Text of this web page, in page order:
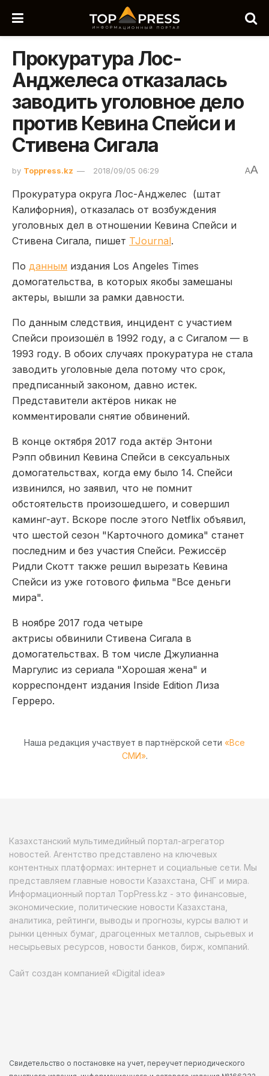
Прокуратура Лос-
Анджелеса отказалась
заводить уголовное дело
против Кевина Спейси и
Стивена Сигала
by Toppress.kz 2018/09/05 06:29 AA
Прокуратура округа Лос-Анджелес (штат
Калифорния), отказалась от возбуждения
уголовных дел в отношении Кевина Спейси и
Стивена Сигала, пишет TJournal.
По данным издания Los Angeles Times
домогательства, в которых якобы замешаны
актеры, вышли за рамки давности.
По данным следствия, инцидент с участием
Спейси произошёл в 1992 году, а с Сигалом — в
1993 году. В обоих случаях прокуратура не стала
заводить уголовные дела потому что срок,
предписанный законом, давно истек.
Представители актёров никак не
комментировали снятие обвинений.
В конце октября 2017 года актёр Энтони
Рэпп обвинил Кевина Спейси в сексуальных
домогательствах, когда ему было 14. Спейси
извинился, но заявил, что не помнит
обстоятельств произошедшего, и совершил
каминг-аут. Вскоре после этого Netflix объявил,
что шестой сезон "Карточного домика" станет
последним и без участия Спейси. Режиссёр
Ридли Скотт также решил вырезать Кевина
Спейси из уже готового фильма "Все деньги
мира".
В ноябре 2017 года четыре
актрисы обвинили Стивена Сигала в
домогательствах. В том числе Джулианна
Маргулис из сериала "Хорошая жена" и
корреспондент издания Inside Edition Лиза
Герреро.
Наша редакция участвует в партнёрской сети «Все
СМИ».
Казахстанский мультимедийный портал-агрегатор
новостей. Агентство представлено на ключевых
контентных платформах: интернет и социальные сети. Мы
представляем главные новости Казахстана, СНГ и мира.
Информационный портал TopPress.kz - это финансовые,
экономические, политические новости Казахстана,
аналитика, рейтинги, выводы и прогнозы, курсы валют и
рынки ценных бумаг, драгоценных металлов, сырьевых и
несырьевых ресурсов, новости банков, бирж, компаний.
Сайт создан компанией «Digital idea»
Свидетельство о постановке на учет, переучет периодического